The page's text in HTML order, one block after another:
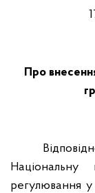
Про
регулювання